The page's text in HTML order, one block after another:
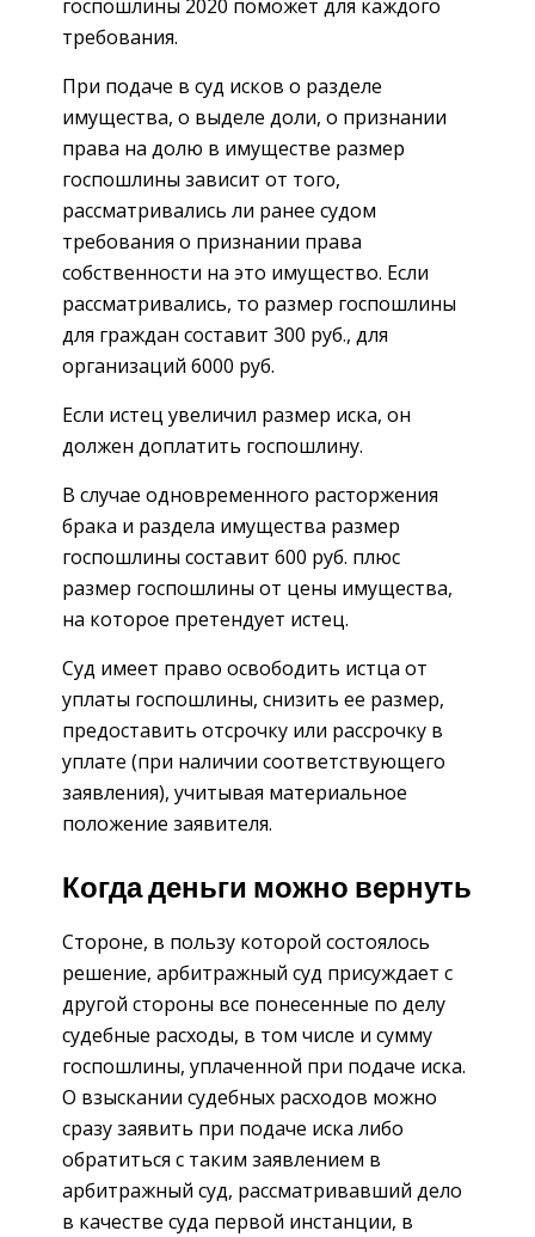
госпошлины 2020 поможет для каждого
требования.
При подаче в суд исков о разделе
имущества, о выделе доли, о признании
права на долю в имуществе размер
госпошлины зависит от того,
рассматривались ли ранее судом
требования о признании права
собственности на это имущество. Если
рассматривались, то размер госпошлины
для граждан составит 300 руб., для
организаций 6000 руб.
Если истец увеличил размер иска, он
должен доплатить госпошлину.
В случае одновременного расторжения
брака и раздела имущества размер
госпошлины составит 600 руб. плюс
размер госпошлины от цены имущества,
на которое претендует истец.
Суд имеет право освободить истца от
уплаты госпошлины, снизить ее размер,
предоставить отсрочку или рассрочку в
уплате (при наличии соответствующего
заявления), учитывая материальное
положение заявителя.
Когда деньги можно вернуть
Стороне, в пользу которой состоялось
решение, арбитражный суд присуждает с
другой стороны все понесенные по делу
судебные расходы, в том числе и сумму
госпошлины, уплаченной при подаче иска.
О взыскании судебных расходов можно
сразу заявить при подаче иска либо
обратиться с таким заявлением в
арбитражный суд, рассматривавший дело
в качестве суда первой инстанции, в